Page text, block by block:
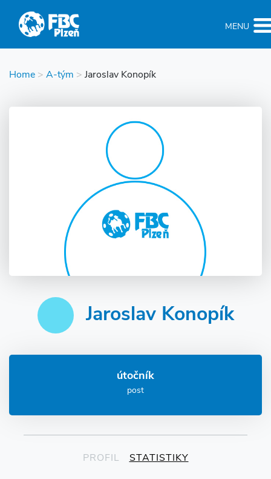
MENU
Home > A-tým > Jaroslav Konopík
Jaroslav Konopík
útočník
post
PROFIL STATISTIKY